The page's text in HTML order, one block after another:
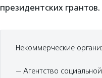
президентских грантов.
Некоммерческие
— Агентство